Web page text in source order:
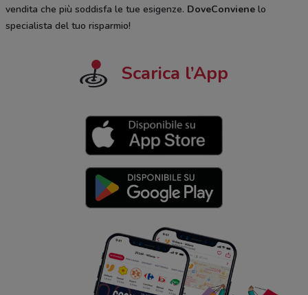
vendita che più soddisfa le tue esigenze. DoveConviene lo
specialista del tuo risparmio!
Scarica l’App